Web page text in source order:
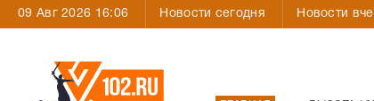
09 Авг 2026 16:06 Новости сегодня Новости